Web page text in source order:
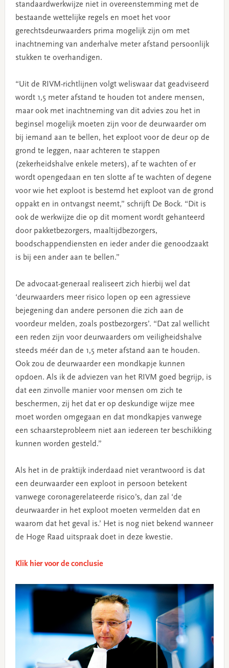
standaardwerkwijze niet in overeenstemming met de
bestaande wettelijke regels en moet het voor
gerechtsdeurwaarders prima mogelijk zijn om met
inachtneming van anderhalve meter afstand persoonlijk
stukken te overhandigen.
“Uit de RIVM-richtlijnen volgt weliswaar dat geadviseerd
wordt 1,5 meter afstand te houden tot andere mensen,
maar ook met inachtneming van dit advies zou het in
beginsel mogelijk moeten zijn voor de deurwaarder om
bij iemand aan te bellen, het exploot voor de deur op de
grond te leggen, naar achteren te stappen
(zekerheidshalve enkele meters), af te wachten of er
wordt opengedaan en ten slotte af te wachten of degene
voor wie het exploot is bestemd het exploot van de grond
oppakt en in ontvangst neemt,” schrijft De Bock. “Dit is
ook de werkwijze die op dit moment wordt gehanteerd
door pakketbezorgers, maaltijdbezorgers,
boodschappendiensten en ieder ander die genoodzaakt
is bij een ander aan te bellen.”
De advocaat-generaal realiseert zich hierbij wel dat
‘deurwaarders meer risico lopen op een agressieve
bejegening dan andere personen die zich aan de
voordeur melden, zoals postbezorgers’. “Dat zal wellicht
een reden zijn voor deurwaarders om veiligheidshalve
steeds méér dan de 1,5 meter afstand aan te houden.
Ook zou de deurwaarder een mondkapje kunnen
opdoen. Als ik de adviezen van het RIVM goed begrijp, is
dat een zinvolle manier voor mensen om zich te
beschermen, zij het dat er op deskundige wijze mee
moet worden omgegaan en dat mondkapjes vanwege
een schaarsteprobleem niet aan iedereen ter beschikking
kunnen worden gesteld.”
Als het in de praktijk inderdaad niet verantwoord is dat
een deurwaarder een exploot in persoon betekent
vanwege coronagerelateerde risico’s, dan zal ‘de
deurwaarder in het exploot moeten vermelden dat en
waarom dat het geval is.’ Het is nog niet bekend wanneer
de Hoge Raad uitspraak doet in deze kwestie.
Klik hier voor de conclusie